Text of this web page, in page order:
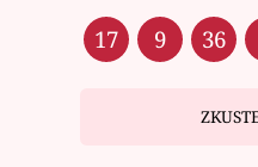
17 9 36